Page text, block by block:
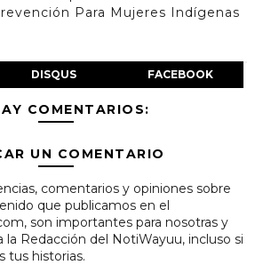
Para Mujeres Indígenas
DISQUS FACEBOOK
COMENTARIOS:
UN COMENTARIO
comentarios y opiniones sobre
que publicamos en el
son importantes para nosotras y
la Redacción del NotiWayuu, incluso si
tus historias.